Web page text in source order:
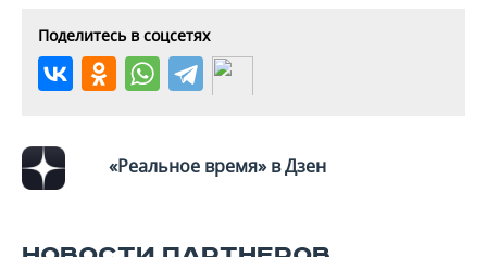
Поделитесь в соцсетях
«Реальное время» в Дзен